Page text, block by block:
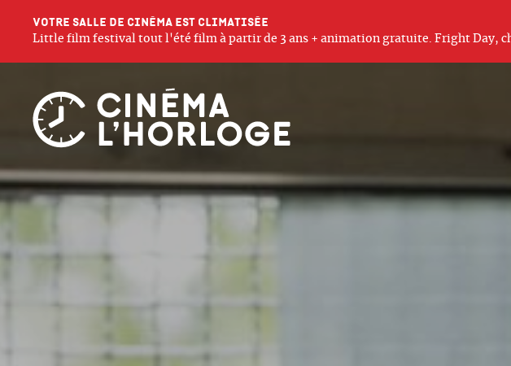
Votre salle de cinéma est climatisée
Little film festival tout l'été film à partir de 3 ans + animation gratuite. Fright Day,